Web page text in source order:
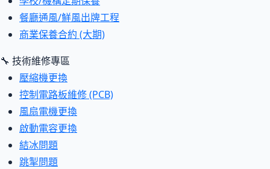
餐廳通風/鮮風出牌工程
商業保養合約 (大期)
🔧 技術維修專區
壓縮機更換
控制電路板維修 (PCB)
風扇電機更換
啟動電容更換
結冰問題
跳掣問題